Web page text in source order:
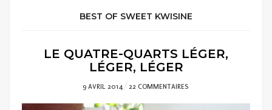
BEST OF SWEET KWISINE
LE QUATRE-QUARTS LÉGER,
LÉGER, LÉGER
POSTED
ON
9 AVRIL 2014 22 COMMENTAIRES